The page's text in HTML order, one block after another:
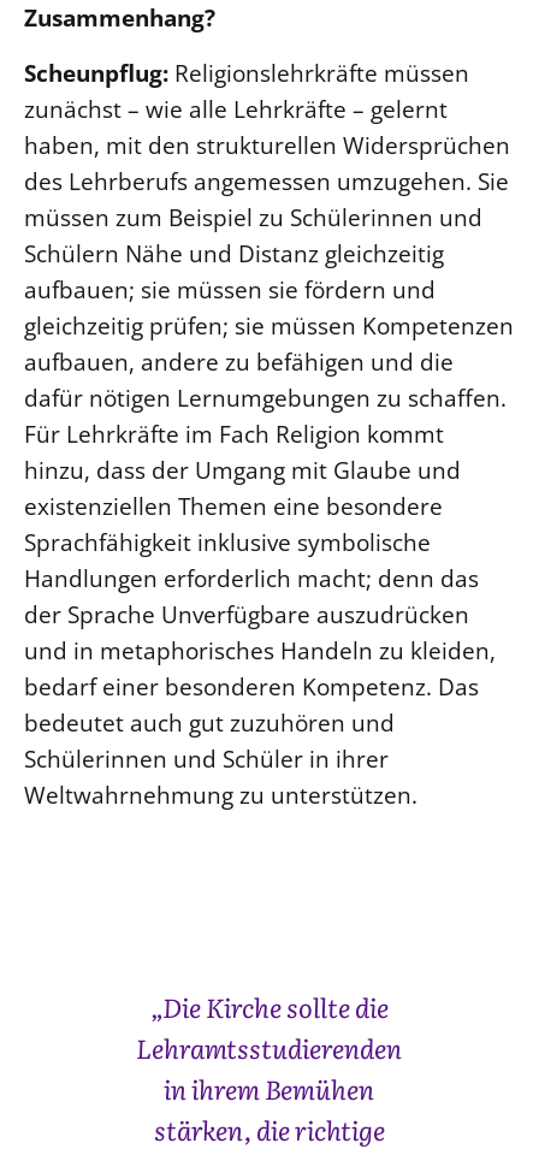
Zusammenhang?
Scheunpflug: Religionslehrkräfte müssen
zunächst – wie alle Lehrkräfte – gelernt
haben, mit den strukturellen Widersprüchen
des Lehrberufs angemessen umzugehen. Sie
müssen zum Beispiel zu Schülerinnen und
Schülern Nähe und Distanz gleichzeitig
aufbauen; sie müssen sie fördern und
gleichzeitig prüfen; sie müssen Kompetenzen
aufbauen, andere zu befähigen und die
dafür nötigen Lernumgebungen zu schaffen.
Für Lehrkräfte im Fach Religion kommt
hinzu, dass der Umgang mit Glaube und
existenziellen Themen eine besondere
Sprachfähigkeit inklusive symbolische
Handlungen erforderlich macht; denn das
der Sprache Unverfügbare auszudrücken
und in metaphorisches Handeln zu kleiden,
bedarf einer besonderen Kompetenz. Das
bedeutet auch gut zuzuhören und
Schülerinnen und Schüler in ihrer
Weltwahrnehmung zu unterstützen.
„Die Kirche sollte die
Lehramtsstudierenden
in ihrem Bemühen
stärken, die richtige